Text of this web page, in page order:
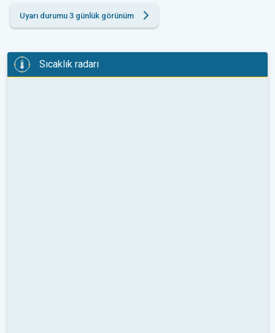
Uyarı durumu 3 günlük görünüm
Sıcaklık radarı